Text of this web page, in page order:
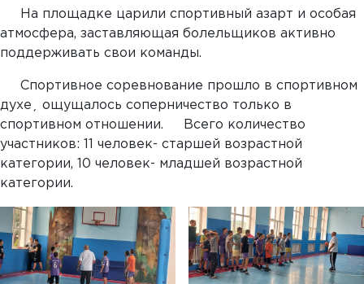
На площадке царили спортивный азарт и особая
атмосфера, заставляющая болельщиков активно
поддерживать свои команды.
Спортивное соревнование прошло в спортивном
духе¸ ощущалось соперничество только в
спортивном отношении. Всего количество
участников: 11 человек- старшей возрастной
категории, 10 человек- младшей возрастной
категории.